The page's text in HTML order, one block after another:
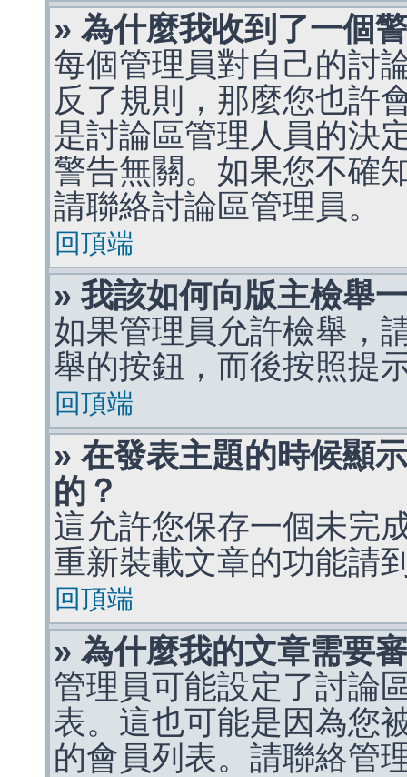
» 為什麼我收到了一個
每個管理員對自己的討
反了規則，那麼您也許
是討論區管理人員的決
警告無關。如果您不確
請聯絡討論區管理員。
回頂端
» 我該如何向版主檢舉
如果管理員允許檢舉，
舉的按鈕，而後按照提
回頂端
» 在發表主題的時候顯
的？
這允許您保存一個未完
重新裝載文章的功能請
回頂端
» 為什麼我的文章需要
管理員可能設定了討論
表。這也可能是因為您
的會員列表。請聯絡管